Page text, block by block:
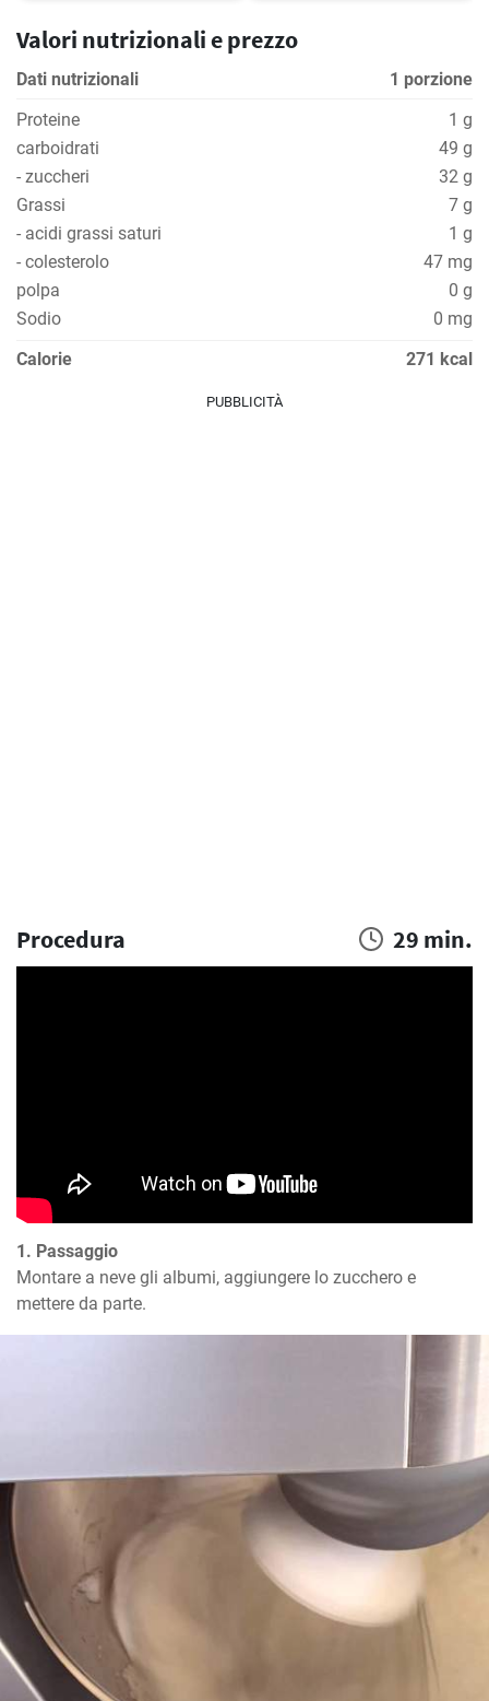
Valori nutrizionali e prezzo
Dati nutrizionali
1 porzione
Proteine
1 g
carboidrati
49 g
- zuccheri
32 g
Grassi
7 g
- acidi grassi saturi
1 g
- colesterolo
47 mg
polpa
0 g
Sodio
0 mg
Calorie
271 kcal
PUBBLICITÀ
Procedura 29 min.
1. Passaggio
Montare a neve gli albumi, aggiungere lo zucchero e
mettere da parte.